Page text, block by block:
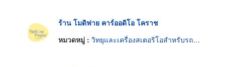
ร้าน โมดิฟาย คาร์ออดิโอ โคราช
หมวดหมู่ : วิทยุและเครื่องสเตอริโอสำหรับรถยนต์